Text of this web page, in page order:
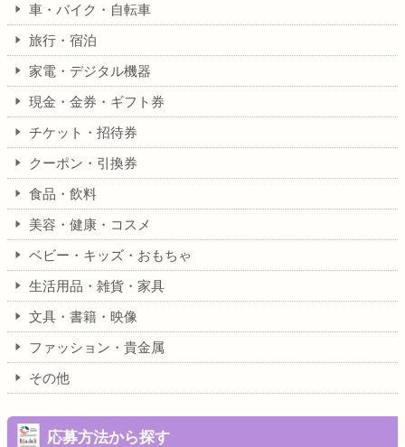
車・バイク・自転車
旅行・宿泊
家電・デジタル機器
現金・金券・ギフト券
チケット・招待券
クーポン・引換券
食品・飲料
美容・健康・コスメ
ベビー・キッズ・おもちゃ
生活用品・雑貨・家具
文具・書籍・映像
ファッション・貴金属
その他
応募方法から探す